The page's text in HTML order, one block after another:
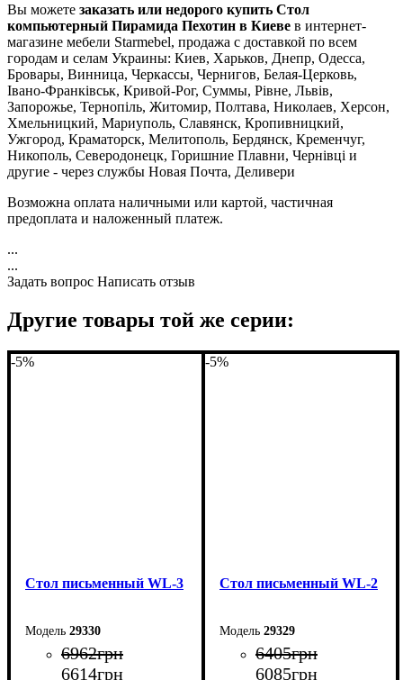
Вы можете заказать или недорого купить Стол
компьютерный Пирамида Пехотин в Киеве в интернет-
магазине мебели Starmebel, продажа с доставкой по всем
городам и селам Украины: Киев, Харьков, Днепр, Одесса,
Бровары, Винница, Черкассы, Чернигов, Белая-Церковь,
Івано-Франківськ, Кривой-Рог, Суммы, Рівне, Львів,
Запорожье, Тернопіль, Житомир, Полтава, Николаев, Херсон,
Хмельницкий, Мариуполь, Славянск, Кропивницкий,
Ужгород, Краматорск, Мелитополь, Бердянск, Кременчуг,
Никополь, Северодонецк, Горишние Плавни, Чернівці и
другие - через службы Новая Почта, Деливери
Возможна оплата наличными или картой, частичная
предоплата и наложенный платеж.
...
...
Задать вопрос Написать отзыв
Другие товары той же серии:
-5%
Стол письменный WL-3
29330
6962грн
6614грн
-5%
Стол письменный WL-2
29329
6405грн
6085грн